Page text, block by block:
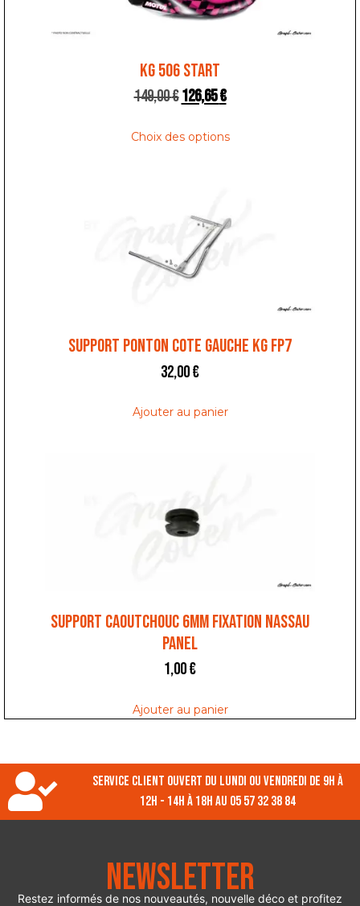
KG 506 START
149,00€126,65€
Choix des options
SUPPORT PONTON COTE GAUCHE KG FP7
32,00€
Ajouter au panier
SUPPORT CAOUTCHOUC 6MM FIXATION NASSAU
PANEL
1,00€
Ajouter au panier
Service client ouvert du lundi ou vendredi de 9h à
12h - 14h à 18h au 05 57 32 38 84
Newsletter
Restez informés de nos nouveautés, nouvelle déco et profitez